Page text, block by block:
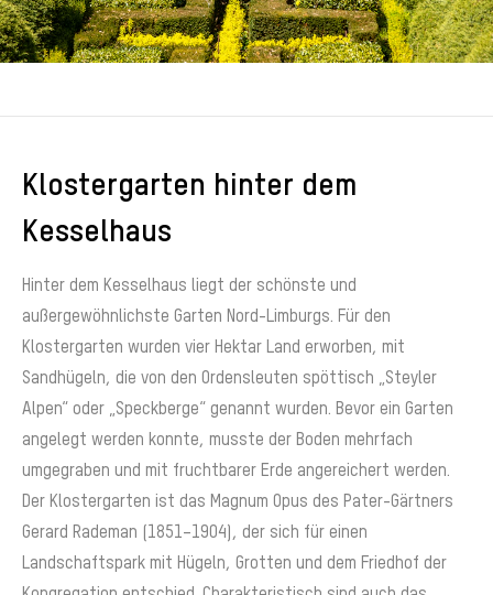
Klostergarten hinter dem
Kesselhaus
Hinter dem Kesselhaus liegt der schönste und
außergewöhnlichste Garten Nord-Limburgs. Für den
Klostergarten wurden vier Hektar Land erworben, mit
Sandhügeln, die von den Ordensleuten spöttisch „Steyler
Alpen“ oder „Speckberge“ genannt wurden. Bevor ein Garten
angelegt werden konnte, musste der Boden mehrfach
umgegraben und mit fruchtbarer Erde angereichert werden.
Der Klostergarten ist das Magnum Opus des Pater-Gärtners
Gerard Rademan (1851–1904), der sich für einen
Landschaftspark mit Hügeln, Grotten und dem Friedhof der